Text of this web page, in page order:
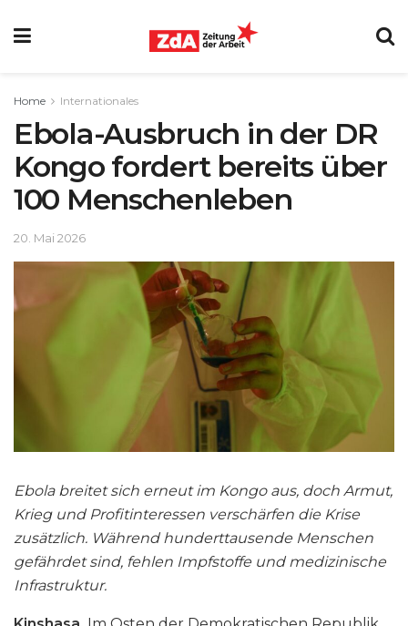
Home Internationales
Ebola-Ausbruch in der DR
Kongo fordert bereits über
100 Menschenleben
20. Mai 2026
Ebola breitet sich erneut im Kongo aus, doch Armut,
Krieg und Profitinteressen verschärfen die Krise
zusätzlich. Während hunderttausende Menschen
gefährdet sind, fehlen Impfstoffe und medizinische
Infrastruktur.